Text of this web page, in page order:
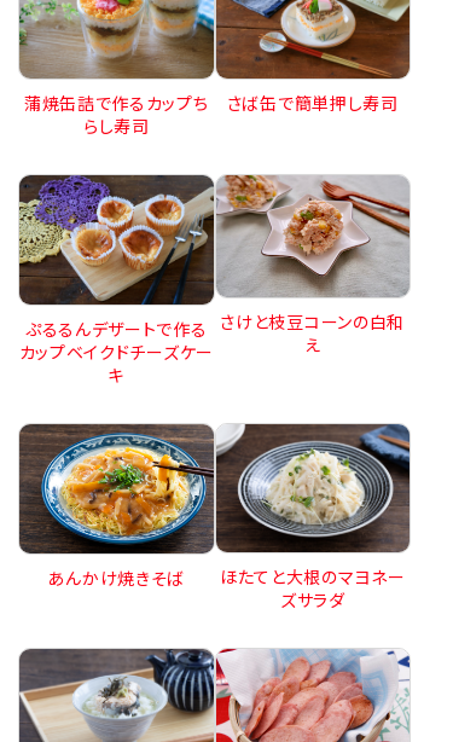
蒲焼缶詰で作るカップち
らし寿司
さば缶で簡単押し寿司
ぷるるんデザートで作る
カップベイクドチーズケー
キ
さけと枝豆コーンの白和
え
あんかけ焼きそば
ほたてと大根のマヨネー
ズサラダ